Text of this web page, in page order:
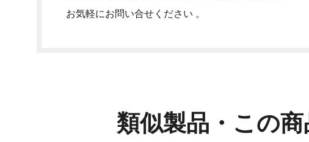
お気軽にお問い合せください 。
類似製品・この